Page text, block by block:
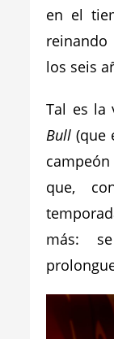
en el
los seis
Tal es la
Bull (que
que,
más: